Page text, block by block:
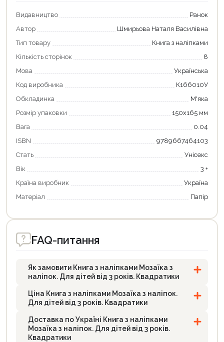
Видавництво
Ранок
Автор
Шмирьова Наталя Василівна
Тип товару
Книга з наліпками
Кількість сторінок
8
Мова
Українська
Код виробника
К166010У
Обкладинка
М'яка
Розмір упаковки
150х165 мм
Вага
0.04
ISBN
9789667464103
Стать
Унісекс
Вік
3 +
Країна виробник
Україна
Матеріал
Папір
FAQ-питання
Як замовити Книга з наліпками Мозаїка з
наліпок. Для дітей від 3 років. Квадратики
Ціна Книга з наліпками Мозаїка з наліпок.
Для дітей від 3 років. Квадратики
Доставка по Україні Книга з наліпками
Мозаїка з наліпок. Для дітей від 3 років.
Квадратики